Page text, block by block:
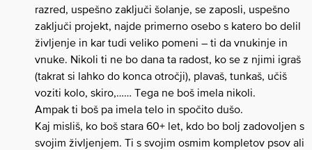
razred, uspešno zaključi šolanje, se zaposli, uspešno
zaključi projekt, najde primerno osebo s katero bo delil
življenje in kar tudi veliko pomeni – ti da vnukinje in
vnuke. Nikoli ti ne bo dana ta radost, ko se z njimi igraš
(takrat si lahko do konca otročji), plavaš, tunkaš, učiš
voziti kolo, skiro,…… Tega ne boš imela nikoli.
Ampak ti boš pa imela telo in spočito dušo.
Kaj misliš, ko boš stara 60+ let, kdo bo bolj zadovoljen s
svojim življenjem. Ti s svojim osmim kompletov psov ali